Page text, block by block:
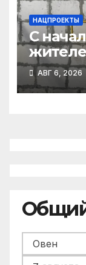
НАЦПРОЕКТЫ
С
АВГ 6, 2026